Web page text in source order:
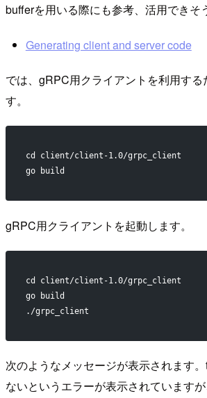
bufferを用いる際にも参考、活用できそ
Generating client and server code
では、gRPC用クライアントを利用する
す。
cd client/client-1.0/grpc_client
go build
gRPC用クライアントを起動します。
cd client/client-1.0/grpc_client
go build
./grpc_client
次のようなメッセージが表示されます
ないというエラーが表示されています